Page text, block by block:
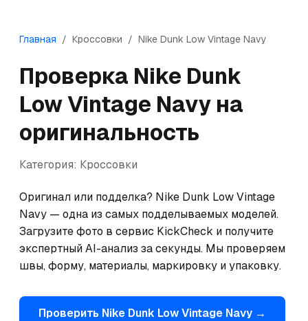
Главная / Кроссовки / Nike Dunk Low Vintage Navy
Проверка Nike Dunk
Low Vintage Navy на
оригинальность
Категория: Кроссовки
Оригинал или подделка? Nike Dunk Low Vintage
Navy — одна из самых подделываемых моделей.
Загрузите фото в сервис KickCheck и получите
экспертный AI-анализ за секунды. Мы проверяем
швы, форму, материалы, маркировку и упаковку.
Проверить Nike Dunk Low Vintage Navy →